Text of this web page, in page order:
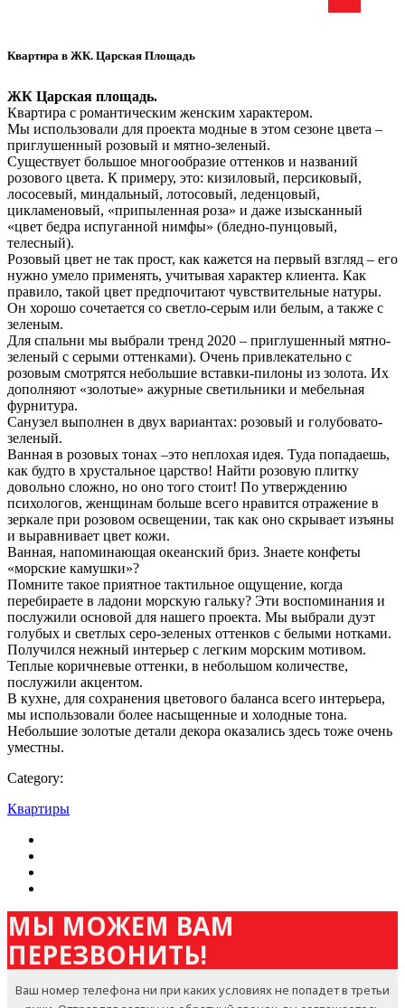
Квартира в ЖК. Царская Площадь
ЖК Царская площадь.
Квартира с романтическим женским характером.
Мы использовали для проекта модные в этом сезоне цвета –
приглушенный розовый и мятно-зеленый.
Существует большое многообразие оттенков и названий
розового цвета. К примеру, это: кизиловый, персиковый,
лососевый, миндальный, лотосовый, леденцовый,
цикламеновый, «припыленная роза» и даже изысканный
«цвет бедра испуганной нимфы» (бледно-пунцовый,
телесный).
Розовый цвет не так прост, как кажется на первый взгляд – его
нужно умело применять, учитывая характер клиента. Как
правило, такой цвет предпочитают чувствительные натуры.
Он хорошо сочетается со светло-серым или белым, а также с
зеленым.
Для спальни мы выбрали тренд 2020 – приглушенный мятно-
зеленый с серыми оттенками). Очень привлекательно с
розовым смотрятся небольшие вставки-пилоны из золота. Их
дополняют «золотые» ажурные светильники и мебельная
фурнитура.
Санузел выполнен в двух вариантах: розовый и голубовато-
зеленый.
Ванная в розовых тонах –это неплохая идея. Туда попадаешь,
как будто в хрустальное царство! Найти розовую плитку
довольно сложно, но оно того стоит! По утверждению
психологов, женщинам больше всего нравится отражение в
зеркале при розовом освещении, так как оно скрывает изъяны
и выравнивает цвет кожи.
Ванная, напоминающая океанский бриз. Знаете конфеты
«морские камушки»?
Помните такое приятное тактильное ощущение, когда
перебираете в ладони морскую гальку? Эти воспоминания и
послужили основой для нашего проекта. Мы выбрали дуэт
голубых и светлых серо-зеленых оттенков с белыми нотками.
Получился нежный интерьер с легким морским мотивом.
Теплые коричневые оттенки, в небольшом количестве,
послужили акцентом.
В кухне, для сохранения цветового баланса всего интерьера,
мы использовали более насыщенные и холодные тона.
Небольшие золотые детали декора оказались здесь тоже очень
уместны.
Category:
Квартиры
МЫ МОЖЕМ ВАМ
ПЕРЕЗВОНИТЬ!
Ваш номер телефона ни при каких условиях не попадет в третьи